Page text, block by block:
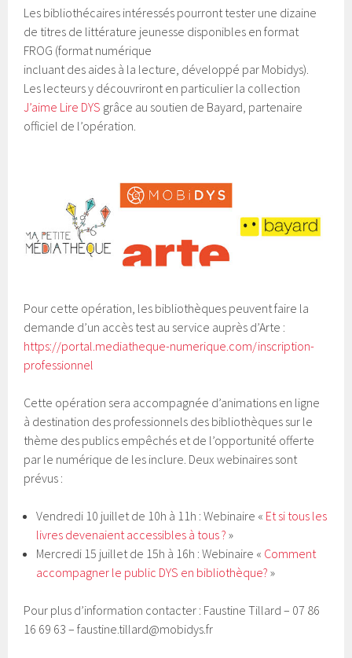
Les bibliothécaires intéressés pourront tester une dizaine
de titres de littérature jeunesse disponibles en format
FROG (format numérique
incluant des aides à la lecture, développé par Mobidys).
Les lecteurs y découvriront en particulier la collection
J’aime Lire DYS grâce au soutien de Bayard, partenaire
officiel de l’opération.
Pour cette opération, les bibliothèques peuvent faire la
demande d’un accès test au service auprès d’Arte :
https://portal.mediatheque-numerique.com/inscription-
professionnel
Cette opération sera accompagnée d’animations en ligne
à destination des professionnels des bibliothèques sur le
thème des publics empêchés et de l’opportunité offerte
par le numérique de les inclure. Deux webinaires sont
prévus :
Vendredi 10 juillet de 10h à 11h : Webinaire « Et si tous les
livres devenaient accessibles à tous ? »
Mercredi 15 juillet de 15h à 16h : Webinaire « Comment
accompagner le public DYS en bibliothèque? »
Pour plus d’information contacter : Faustine Tillard – 07 86
16 69 63 – faustine.tillard@mobidys.fr